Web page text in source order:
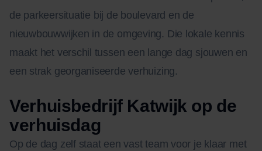
de parkeersituatie bij de boulevard en de
nieuwbouwwijken in de omgeving. Die lokale kennis
maakt het verschil tussen een lange dag sjouwen en
een strak georganiseerde verhuizing.
Verhuisbedrijf Katwijk op de
verhuisdag
Op de dag zelf staat een vast team voor je klaar met